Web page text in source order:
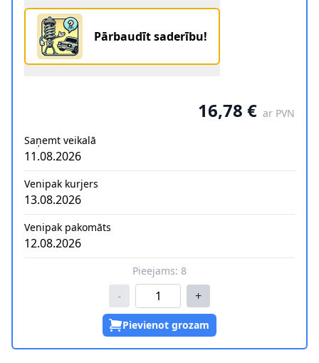
Pārbaudīt saderību!
16,78 € ar PVN
Saņemt veikalā
11.08.2026
Venipak kurjers
13.08.2026
Venipak pakomāts
12.08.2026
Pieejams: 8
- +
Pievienot grozam